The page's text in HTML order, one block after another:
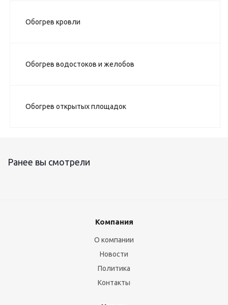
Обогрев кровли
Обогрев водостоков и желобов
Обогрев открытых площадок
Ранее вы смотрели
Компания
О компании
Новости
Политика
Контакты